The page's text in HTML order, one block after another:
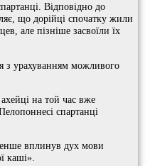
Відповідно до
що дорійці спочатку жили
але пізніше засвоїли їх
з урахуванням можливого
на той час вже
спартанці
вплинув дух мови
каші».